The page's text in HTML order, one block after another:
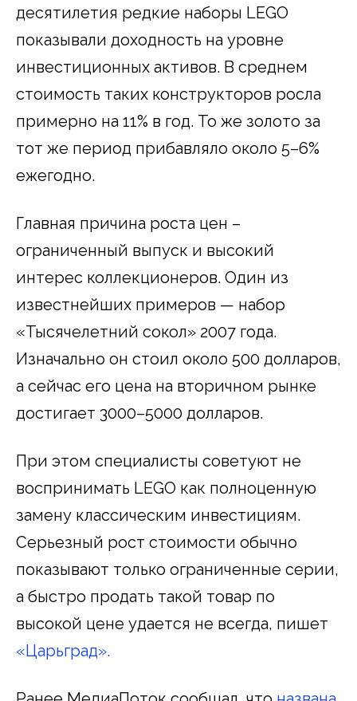
десятилетия редкие наборы LEGO
показывали доходность на уровне
инвестиционных активов. В среднем
стоимость таких конструкторов росла
примерно на 11% в год. То же золото за
тот же период прибавляло около 5–6%
ежегодно.
Главная причина роста цен –
ограниченный выпуск и высокий
интерес коллекционеров. Один из
известнейших примеров — набор
«Тысячелетний сокол» 2007 года.
Изначально он стоил около 500 долларов,
а сейчас его цена на вторичном рынке
достигает 3000–5000 долларов.
При этом специалисты советуют не
воспринимать LEGO как полноценную
замену классическим инвестициям.
Серьезный рост стоимости обычно
показывают только ограниченные серии,
а быстро продать такой товар по
высокой цене удается не всегда, пишет
«Царьград».